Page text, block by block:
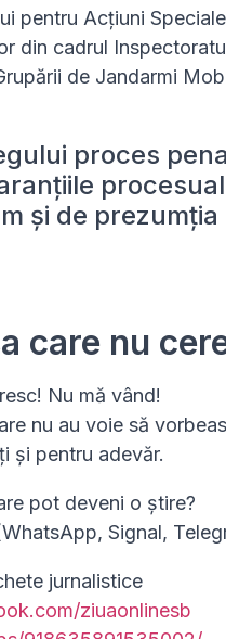
pentru Acțiuni
din cadrul
de Jandarmi
proces
și de prezumția
care nu
Nu mă vând!
nu au voie să
și pentru adevăr.
pot deveni o știre?
Signal,
jurnalistice
ziuaonlinesb